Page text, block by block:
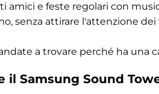
amici e feste regolari con
senza attirare l'attenzione
a trovare perché ha una
Samsung Sound